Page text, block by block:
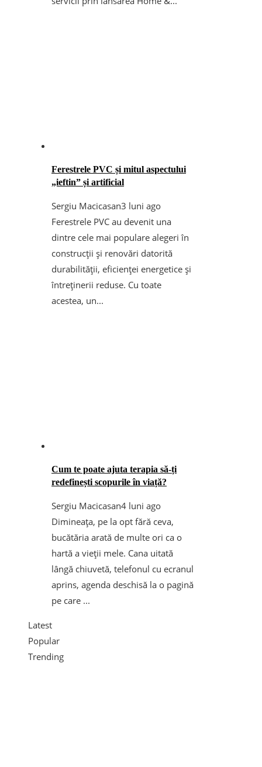
Ferestrele PVC și mitul aspectului
„ieftin” și artificial
Sergiu Macicasan3 luni ago
Ferestrele PVC au devenit una
dintre cele mai populare alegeri în
construcții și renovări datorită
durabilității, eficienței energetice și
întreținerii reduse. Cu toate
acestea, un...
Cum te poate ajuta terapia să-ți
redefinești scopurile în viață?
Sergiu Macicasan4 luni ago
Dimineața, pe la opt fără ceva,
bucătăria arată de multe ori ca o
hartă a vieții mele. Cana uitată
lângă chiuvetă, telefonul cu ecranul
aprins, agenda deschisă la o pagină
pe care ...
Latest
Popular
Trending